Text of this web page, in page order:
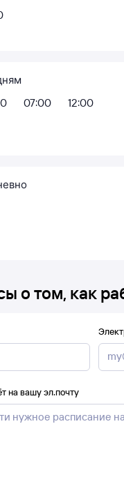
07:00 12:00
о том, как
на вашу эл.почту